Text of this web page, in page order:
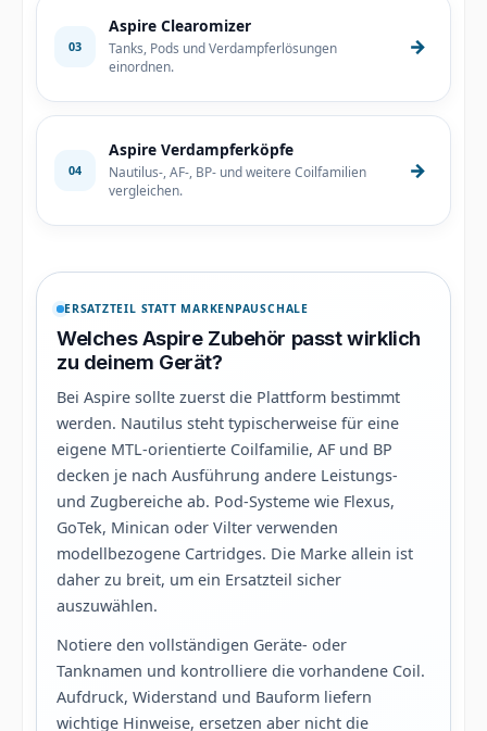
03
Aspire Clearomizer
Tanks, Pods und Verdampferlösungen
einordnen.
→
04
Aspire Verdampferköpfe
Nautilus-, AF-, BP- und weitere Coilfamilien
vergleichen.
→
ERSATZTEIL STATT MARKENPAUSCHALE
Welches Aspire Zubehör passt wirklich
zu deinem Gerät?
Bei Aspire sollte zuerst die Plattform bestimmt
werden. Nautilus steht typischerweise für eine
eigene MTL-orientierte Coilfamilie, AF und BP
decken je nach Ausführung andere Leistungs-
und Zugbereiche ab. Pod-Systeme wie Flexus,
GoTek, Minican oder Vilter verwenden
modellbezogene Cartridges. Die Marke allein ist
daher zu breit, um ein Ersatzteil sicher
auszuwählen.
Notiere den vollständigen Geräte- oder
Tanknamen und kontrolliere die vorhandene Coil.
Aufdruck, Widerstand und Bauform liefern
wichtige Hinweise, ersetzen aber nicht die